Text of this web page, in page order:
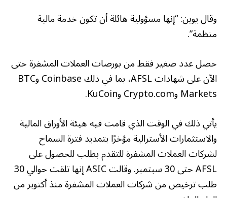
وقال يوين: “إنها مسؤولية هائلة أن تكون خدمة مالية
منظمة”.
حصل عدد صغير فقط من بورصات العملات المشفرة حتى
الآن على شهادات AFSL، بما في ذلك Coinbase وBTC
Markets وCrypto.com وKuCoin.
يأتي ذلك في الوقت الذي قامت فيه هيئة الأوراق المالية
والاستثمارات الأسترالية مؤخرًا بتمديد فترة السماح
لشركات العملات المشفرة للتقدم بطلب للحصول على
AFSL حتى 30 سبتمبر. وقالت ASIC إنها تلقت حوالي 30
طلب ترخيص من شركات العملات المشفرة منذ أكتوبر من